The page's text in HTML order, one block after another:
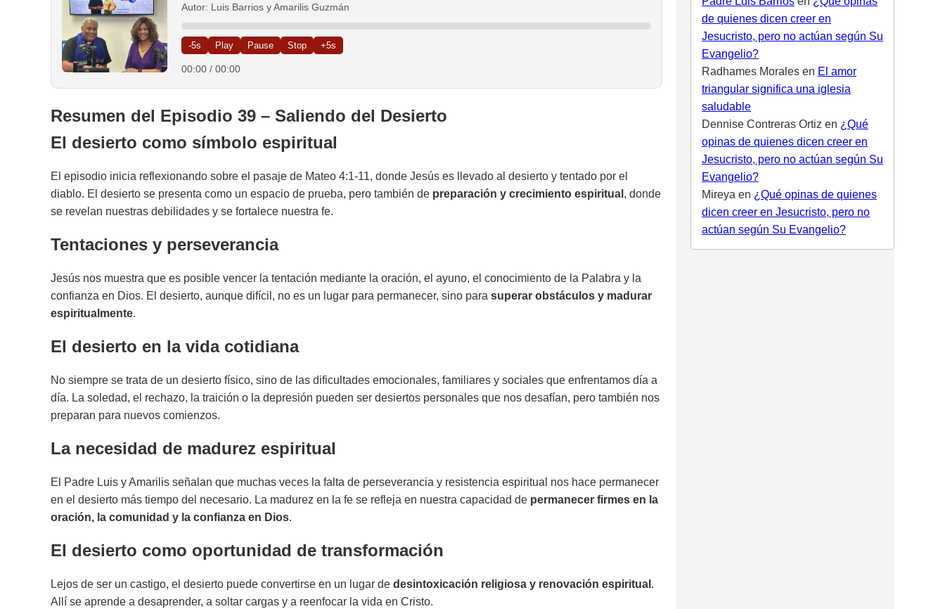
Autor: Luis Barrios y Amarilis Guzmán
-5s Play Pause Stop +5s
00:00 / 00:00
Resumen del Episodio 39 – Saliendo del Desierto
El desierto como símbolo espiritual
El episodio inicia reflexionando sobre el pasaje de Mateo 4:1-11, donde Jesús es llevado al desierto y tentado por el
diablo. El desierto se presenta como un espacio de prueba, pero también de preparación y crecimiento espiritual , donde
se revelan nuestras debilidades y se fortalece nuestra fe.
Tentaciones y perseverancia
Jesús nos muestra que es posible vencer la tentación mediante la oración, el ayuno, el conocimiento de la Palabra y la
confianza en Dios. El desierto, aunque difícil, no es un lugar para permanecer, sino para superar obstáculos y madurar
espiritualmente.
El desierto en la vida cotidiana
No siempre se trata de un desierto físico, sino de las dificultades emocionales, familiares y sociales que enfrentamos día a
día. La soledad, el rechazo, la traición o la depresión pueden ser desiertos personales que nos desafían, pero también nos
preparan para nuevos comienzos.
La necesidad de madurez espiritual
El Padre Luis y Amarilis señalan que muchas veces la falta de perseverancia y resistencia espiritual nos hace permanecer
en el desierto más tiempo del necesario. La madurez en la fe se refleja en nuestra capacidad de permanecer firmes en la
oración, la comunidad y la confianza en Dios.
El desierto como oportunidad de transformación
Lejos de ser un castigo, el desierto puede convertirse en un lugar de desintoxicación religiosa y renovación espiritual .
Allí se aprende a desaprender, a soltar cargas y a reenfocar la vida en Cristo.
de quienes dicen creer en
Jesucristo, pero no actúan según Su
Evangelio?
Radhames Morales en El amor
triangular significa una iglesia
saludable
Dennise Contreras Ortiz en ¿Qué
opinas de quienes dicen creer en
Jesucristo, pero no actúan según Su
Evangelio?
Mireya en ¿Qué opinas de quienes
dicen creer en Jesucristo, pero no
actúan según Su Evangelio?